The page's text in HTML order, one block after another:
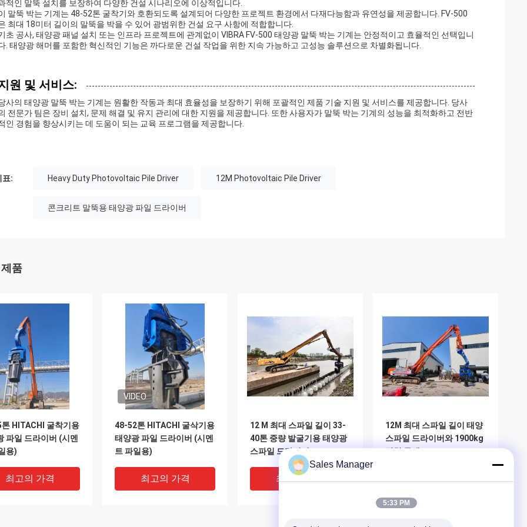
적인 말뚝 설치를 보장하여 다양한 건설 시나리오에 이상적입니다.
말뚝 박는 기계는 48-52톤 굴착기와 호환되도록 설계되어 다양한 프로젝트 환경에서 다재다능함과 유연성을 제공합니다. FV-500
최대 18미터 길이의 말뚝을 박을 수 있어 광범위한 건설 요구 사항에 적합합니다.
초 공사, 태양광 패널 설치 또는 인프라 프로젝트에 관계없이 VIBRA FV-500 태양광 말뚝 박는 기계는 안정적이고 효율적인 선택입니
. 태양광 해머를 포함한 혁신적인 기능은 까다로운 건설 작업을 위한 지속 가능하고 고성능 솔루션으로 차별화됩니다.
원 및 서비스:
사의 태양광 말뚝 박는 기계는 원활한 작동과 최대 효율성을 보장하기 위해 포괄적인 제품 기술 지원 및 서비스를 제공합니다. 당사
전문가 팀은 장비 설치, 문제 해결 및 유지 관리에 대한 지원을 제공합니다. 또한 사용자가 말뚝 박는 기계의 성능을 최적화하고 전반
인 경험을 향상시키는 데 도움이 되는 교육 프로그램을 제공합니다.
표: Heavy Duty Photovoltaic Pile Driver 12M Photovoltaic Pile Driver
콘크리트 말뚝용 태양광 파일 드라이버
품
HITACHI 굴착기용
파일 드라이버 (시멘
용)
최고의 가격
VIDEO
48-52톤 HITACHI 굴삭기용
태양광 파일 드라이버 (시멘
트 파일용)
최고의 가격
12 M 최대 스파일 길이 33-
40톤 중량 발굴기용 태양광
스파일 드라이버
최고의 가격
12M 최대 스파일 길이 태양
스파일 드라이버와 1900kg
망치 무게
최고의 가격
Sales Manager
5:33 PM